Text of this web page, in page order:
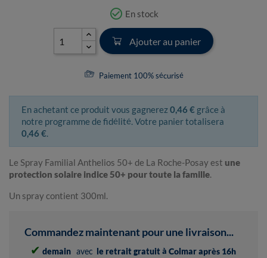
check_circle_outline En stock
Ajouter au panier
Paiement 100% sécurisé
En achetant ce produit vous gagnerez0,46 € grâce à
notre programme de fidélité. Votre panier totalisera
0,46 €.
Le Spray Familial Anthelios 50+ de La Roche-Posay est une
protection solaire indice 50+ pour toute la famille.
Un spray contient 300ml.
Commandez maintenant pour une livraison...
✔ demain avec le retrait gratuit à Colmar après 16h